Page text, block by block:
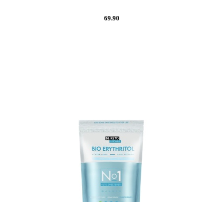
69.90